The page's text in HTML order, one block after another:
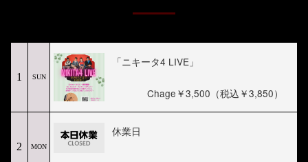
1 SUN
「ニキータ4 LIVE」
Chage￥3,500（税込￥3,850）
2 MON
休業日